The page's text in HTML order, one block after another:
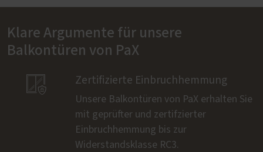
Klare Argumente für unsere
Balkontüren von PaX
 Zertifizierte Einbruchhemmung
Unsere Balkontüren von PaX erhalten Sie
mit geprüfter und zertifzierter
Einbruchhemmung bis zur
Widerstandsklasse RC3.